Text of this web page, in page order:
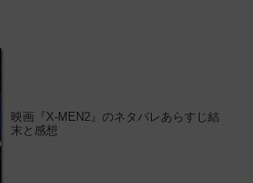
映画『X-MEN2』のネタバレあらすじ結
末と感想